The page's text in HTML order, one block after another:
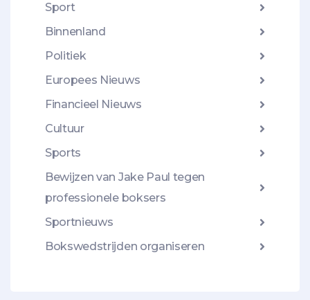
Sport
Binnenland
Politiek
Europees Nieuws
Financieel Nieuws
Cultuur
Sports
Bewijzen van Jake Paul tegen
professionele boksers
Sportnieuws
Bokswedstrijden organiseren